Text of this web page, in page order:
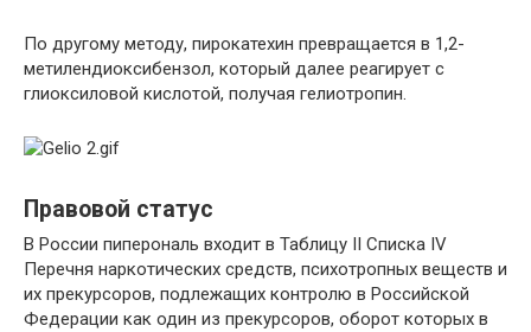
По другому методу, пирокатехин превращается в 1,2-
метилендиоксибензол, который далее реагирует с
глиоксиловой кислотой, получая гелиотропин.
Правовой статус
В России пиперональ входит в Таблицу II Списка IV
Перечня наркотических средств, психотропных веществ и
их прекурсоров, подлежащих контролю в Российской
Федерации как один из прекурсоров, оборот которых в